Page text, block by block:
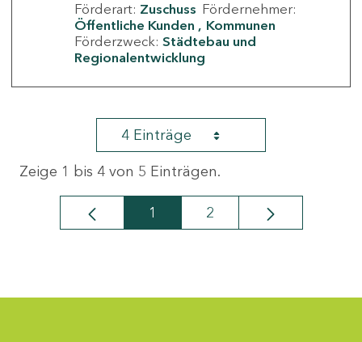
Förderart: Zuschuss Fördernehmer:
Öffentliche Kunden
Kommunen
Förderzweck: Städtebau und
Regionalentwicklung
4 Einträge
Zeige 1 bis 4 von 5 Einträgen.
Seite
1 Seite
2